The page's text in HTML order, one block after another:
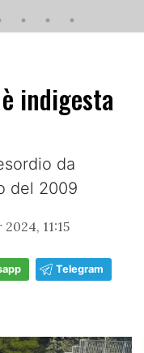
indigesta
da
del 2009
11:15
Telegram